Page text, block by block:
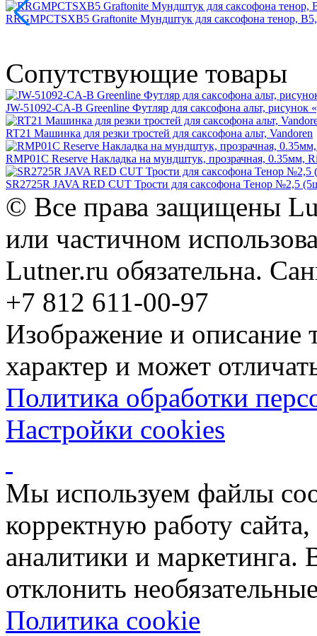
RRGMPCTSXB5 Graftonite Мундштук для саксофона тенор,
Сопутствующие товары
JW-51092-CA-B Greenline Футляр для саксофона альт, рисунок
RT21 Машинка для резки тростей для саксофона альт, Vandoren
RMP01C Reserve Накладка на мундштук, прозрачная, 0.35мм,
SR2725R JAVA RED CUT Трости для саксофона Тенор №2,5
© Все права защищены
или частичном
Lutner.ru обязательна.
+7 812 611-00-97
Изображение и описание
характер и может
Политика обработки
Настройки cookies
Мы используем файлы
корректную работу
аналитики и
отклонить
Политика cookie